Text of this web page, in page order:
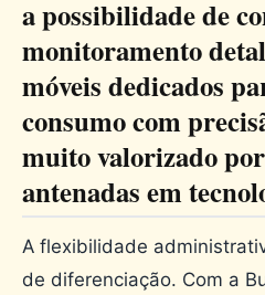
a possibilidade de
monitoramento
móveis dedicados
consumo com
muito valorizado
antenadas em
A flexibilidade
de diferenciação. Com a